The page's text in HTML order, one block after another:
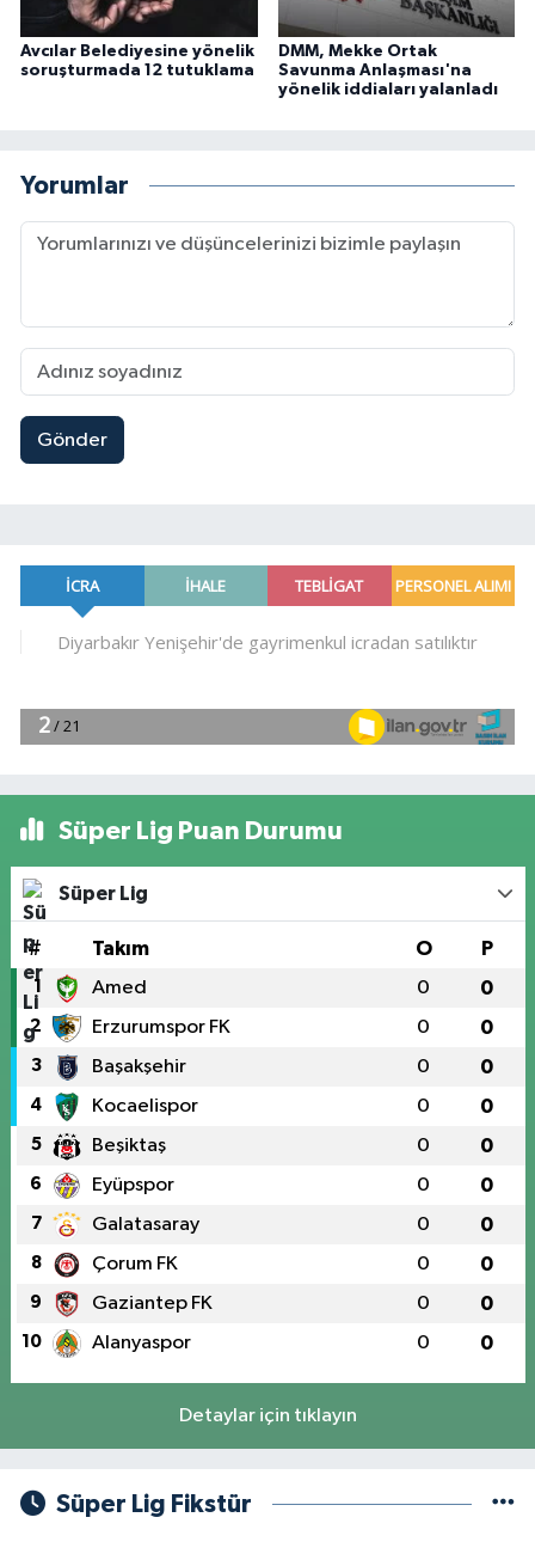
Avcılar Belediyesine yönelik
soruşturmada 12 tutuklama
DMM, Mekke Ortak
Savunma Anlaşması'na
yönelik iddiaları yalanladı
Yorumlar
Gönder
Süper Lig Puan Durumu
Süper Lig
# Takım O P
1 Amed 0 0
2 Erzurumspor FK 0 0
3 Başakşehir 0 0
4 Kocaelispor 0 0
5 Beşiktaş 0 0
6 Eyüpspor 0 0
7 Galatasaray 0 0
8 Çorum FK 0 0
9 Gaziantep FK 0 0
10 Alanyaspor 0 0
Detaylar için tıklayın
Süper Lig Fikstür